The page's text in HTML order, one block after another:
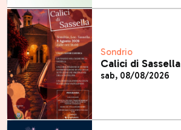
Sondrio
Calici di Sassella
sab, 08/08/2026